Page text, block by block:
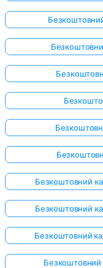
Безкоштовний
Безкоштовний
Безкоштовний
Безкоштовний